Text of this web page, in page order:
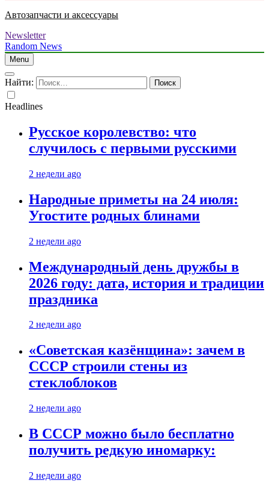
Автозапчасти и аксессуары
Newsletter
Random News
Menu
Найти:
Headlines
Русское королевство: что
случилось с первыми русскими
2 недели ago
Народные приметы на 24 июля:
Угостите родных блинами
2 недели ago
Международный день дружбы в
2026 году: дата, история и традиции
праздника
2 недели ago
«Советская казёнщина»: зачем в
СССР строили стены из
стеклоблоков
2 недели ago
В СССР можно было бесплатно
получить редкую иномарку:
2 недели ago